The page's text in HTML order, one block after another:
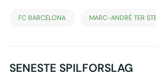
FC BARCELONA MARC-ANDRÉ TER
SENESTE SPILFORSLAG